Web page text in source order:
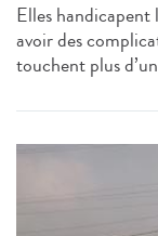
Elles handicapent
avoir des
touchent plus